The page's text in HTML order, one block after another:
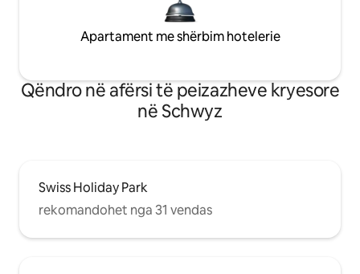
Apartament me shërbim hotelerie
Qëndro në afërsi të peizazheve kryesore
në Schwyz
Swiss Holiday Park
rekomandohet nga 31 vendas